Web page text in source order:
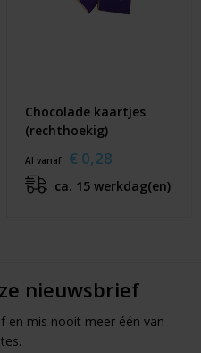
Chocolade kaartjes
(rechthoekig)
Al vanaf € 0,28
ca. 15 werkdag(en)
nieuwsbrief
en mis nooit meer één van